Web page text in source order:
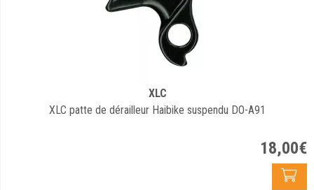
XLC
XLC patte de dérailleur Haibike suspendu DO-A91
18,00€